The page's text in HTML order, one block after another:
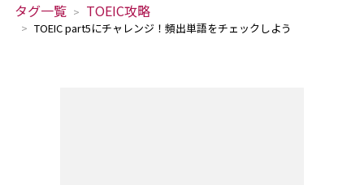
タグ一覧 TOEIC攻略
TOEIC part5にチャレンジ！頻出単語をチェックしよう